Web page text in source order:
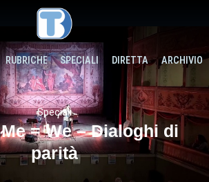
RUBRICHE SPECIALI DIRETTA ARCHIVIO
Speciali
= We – Dialoghi di
parità